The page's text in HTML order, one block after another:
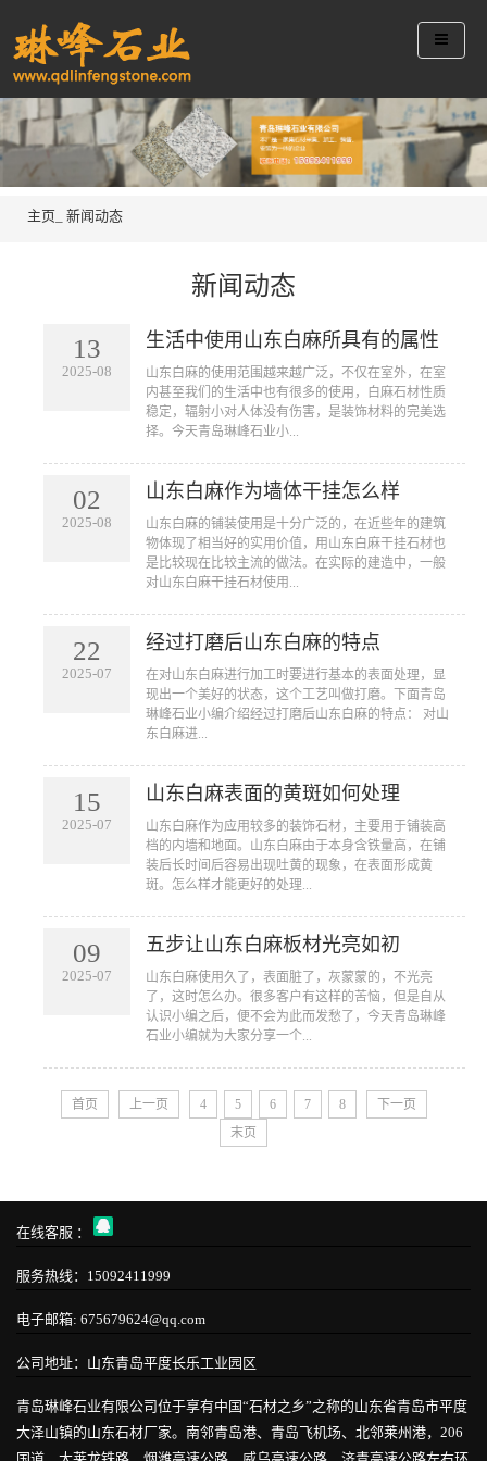
主页_ 新闻动态
新闻动态
13
2025-08
生活中使用山东白麻所具有的属性
山东白麻的使用范围越来越广泛，不仅在室外，在室
内甚至我们的生活中也有很多的使用，白麻石材性质
稳定，辐射小对人体没有伤害，是装饰材料的完美选
择。今天青岛琳峰石业小...
02
2025-08
山东白麻作为墙体干挂怎么样
山东白麻的铺装使用是十分广泛的，在近些年的建筑
物体现了相当好的实用价值，用山东白麻干挂石材也
是比较现在比较主流的做法。在实际的建造中，一般
对山东白麻干挂石材使用...
22
2025-07
经过打磨后山东白麻的特点
在对山东白麻进行加工时要进行基本的表面处理，显
现出一个美好的状态，这个工艺叫做打磨。下面青岛
琳峰石业小编介绍经过打磨后山东白麻的特点： 对山
东白麻进...
15
2025-07
山东白麻表面的黄斑如何处理
山东白麻作为应用较多的装饰石材，主要用于铺装高
档的内墙和地面。山东白麻由于本身含铁量高，在铺
装后长时间后容易出现吐黄的现象，在表面形成黄
斑。怎么样才能更好的处理...
09
2025-07
五步让山东白麻板材光亮如初
山东白麻使用久了，表面脏了，灰蒙蒙的，不光亮
了，这时怎么办。很多客户有这样的苦恼，但是自从
认识小编之后，便不会为此而发愁了，今天青岛琳峰
石业小编就为大家分享一个...
首页 上一页 4 5 6 7 8
下一页
末页
在线客服 ：
服务热线：15092411999
电子邮箱: 675679624@qq.com
公司地址：山东青岛平度长乐工业园区
青岛琳峰石业有限公司位于享有中国“石材之乡”之称的山东省青岛市平度
大泽山镇的山东石材厂家。南邻青岛港、青岛飞机场、北邻莱州港，206